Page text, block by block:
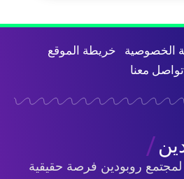
الخصوصية
خريطة الموقع
تواصل معنا
روبودين فرصة حقيقية